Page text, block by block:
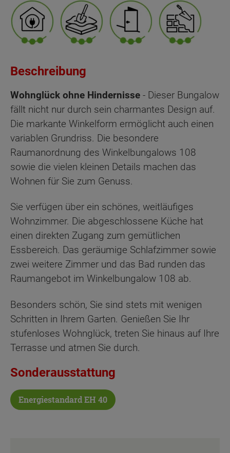
Beschreibung
Wohnglück ohne Hindernisse - Dieser Bungalow
fällt nicht nur durch sein charmantes Design auf.
Die markante Winkelform ermöglicht auch einen
variablen Grundriss. Die besondere
Raumanordnung des Winkelbungalows 108
sowie die vielen kleinen Details machen das
Wohnen für Sie zum Genuss.
Sie verfügen über ein schönes, weitläufiges
Wohnzimmer. Die abgeschlossene Küche hat
einen direkten Zugang zum gemütlichen
Essbereich. Das geräumige Schlafzimmer sowie
zwei weitere Zimmer und das Bad runden das
Raumangebot im Winkelbungalow 108 ab.
Besonders schön, Sie sind stets mit wenigen
Schritten in Ihrem Garten. Genießen Sie Ihr
stufenloses Wohnglück, treten Sie hinaus auf Ihre
Terrasse und atmen Sie durch.
Sonderausstattung
Energiestandard EH 40